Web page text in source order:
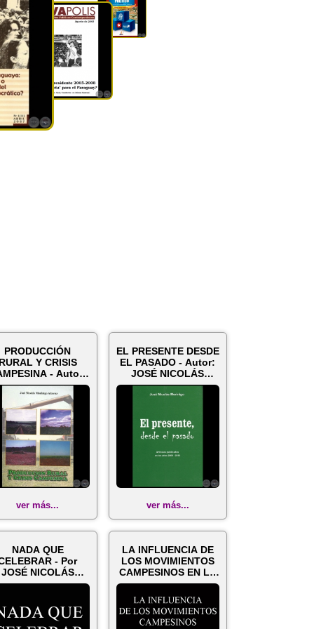
PRODUCCIÓN
Y CRISIS
- Autor:
JOSÉ NICOLÁS
MORÍNIG...
ver más...
EL PRESENTE DESDE
EL PASADO - Autor:
JOSÉ NICOLÁS
MORÍNIGO - Año ...
ver más...
NADA QUE
- Por
JOSÉ NICOLÁS
MORÍNIGO -
LA INFLUENCIA DE
LOS MOVIMIENTOS
CAMPESINOS EN LA
ALTERNANCIA POL...